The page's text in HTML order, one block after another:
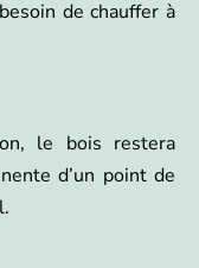
de chauffer à
le bois restera
d’un point de